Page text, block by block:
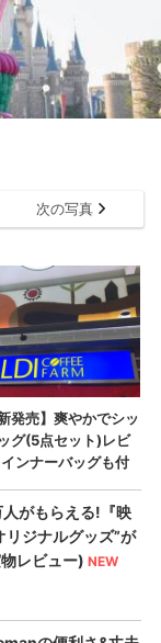
次の写真